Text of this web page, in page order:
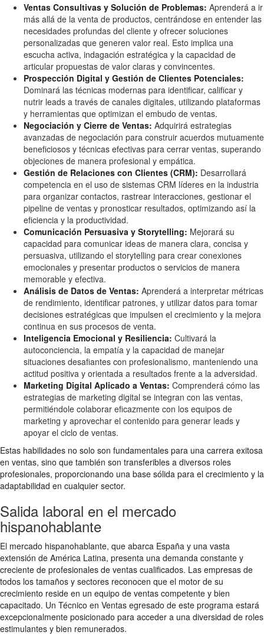
Ventas Consultivas y Solución de Problemas: Aprenderá a ir
más allá de la venta de productos, centrándose en entender las
necesidades profundas del cliente y ofrecer soluciones
personalizadas que generen valor real. Esto implica una
escucha activa, indagación estratégica y la capacidad de
articular propuestas de valor claras y convincentes.
Prospección Digital y Gestión de Clientes Potenciales:
Dominará las técnicas modernas para identificar, calificar y
nutrir leads a través de canales digitales, utilizando plataformas
y herramientas que optimizan el embudo de ventas.
Negociación y Cierre de Ventas: Adquirirá estrategias
avanzadas de negociación para construir acuerdos mutuamente
beneficiosos y técnicas efectivas para cerrar ventas, superando
objeciones de manera profesional y empática.
Gestión de Relaciones con Clientes (CRM): Desarrollará
competencia en el uso de sistemas CRM líderes en la industria
para organizar contactos, rastrear interacciones, gestionar el
pipeline de ventas y pronosticar resultados, optimizando así la
eficiencia y la productividad.
Comunicación Persuasiva y Storytelling: Mejorará su
capacidad para comunicar ideas de manera clara, concisa y
persuasiva, utilizando el storytelling para crear conexiones
emocionales y presentar productos o servicios de manera
memorable y efectiva.
Análisis de Datos de Ventas: Aprenderá a interpretar métricas
de rendimiento, identificar patrones, y utilizar datos para tomar
decisiones estratégicas que impulsen el crecimiento y la mejora
continua en sus procesos de venta.
Inteligencia Emocional y Resiliencia: Cultivará la
autoconciencia, la empatía y la capacidad de manejar
situaciones desafiantes con profesionalismo, manteniendo una
actitud positiva y orientada a resultados frente a la adversidad.
Marketing Digital Aplicado a Ventas: Comprenderá cómo las
estrategias de marketing digital se integran con las ventas,
permitiéndole colaborar eficazmente con los equipos de
marketing y aprovechar el contenido para generar leads y
apoyar el ciclo de ventas.
Estas habilidades no solo son fundamentales para una carrera exitosa
en ventas, sino que también son transferibles a diversos roles
profesionales, proporcionando una base sólida para el crecimiento y la
adaptabilidad en cualquier sector.
Salida laboral en el mercado
hispanohablante
El mercado hispanohablante, que abarca España y una vasta
extensión de América Latina, presenta una demanda constante y
creciente de profesionales de ventas cualificados. Las empresas de
todos los tamaños y sectores reconocen que el motor de su
crecimiento reside en un equipo de ventas competente y bien
capacitado. Un Técnico en Ventas egresado de este programa estará
excepcionalmente posicionado para acceder a una diversidad de roles
estimulantes y bien remunerados.